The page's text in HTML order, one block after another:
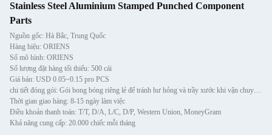
Stainless Steel Aluminium Stamped Punched Component
Parts
Nguồn gốc: Hà Bắc, Trung Quốc
Hàng hiệu: ORIENS
Số mô hình: ORIENS
Số lượng đặt hàng tối thiểu: 500 cái
Giá bán: USD 0.05~0.15 pro PCS
chi tiết đóng gói: Gói bong bóng riêng lẻ để tránh hư hỏng và trầy xước khi vận chuyển, sau đó cho vào thùng carton
Thời gian giao hàng: 8-15 ngày làm việc
Điều khoản thanh toán: T/T, D/A, L/C, D/P, Western Union, MoneyGram
Khả năng cung cấp: 20.000 chiếc mỗi tháng